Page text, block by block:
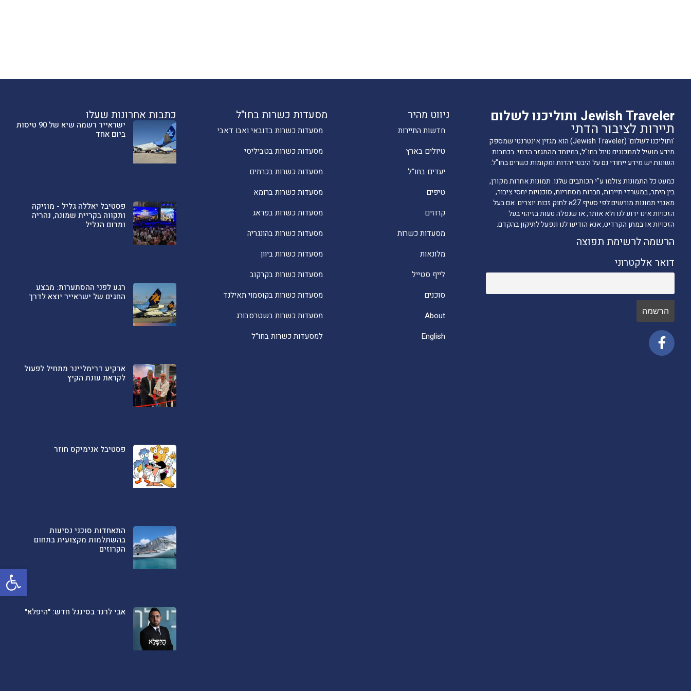
פתח
כתבות אחרונות שעלו
ישראייר רשמה שיא של 90 טיסות
ביום אחד
פסטיבל יאללה גליל - מוזיקה
ותקווה בקריית שמונה, נהריה
ומרום הגליל
רגע לפני ההסתערות: מבצע
החגים של ישראייר יוצא לדרך
ארקיע דרימליינר מתחיל לפעול
לקראת עונת הקיץ
פסטיבל אנימיקס חוזר
התאחדות סוכני נסיעות
בהשתלמות מקצועית בתחום
הקרוזים
אבי לרנר בסינגל חדש: "היפלא"
מסעדות כשרות בחו"ל
מסעדות כשרות בדובאי ואבו דאבי
מסעדות כשרות בטביליסי
מסעדות כשרות בכרתים
מסעדות כשרות ברומא
מסעדות כשרות בפראג
מסעדות כשרות בהונגריה
מסעדות כשרות ביוון
מסעדות כשרות בקרקוב
מסעדות כשרות בקוסמוי תאילנד
מסעדות כשרות בשטרסבורג
למסעדות כשרות בחו"ל
ניווט מהיר
חדשות התיירות
טיולים בארץ
יעדים בחו"ל
טיפים
קרוזים
מסעדות כשרות
מלונאות
לייף סטייל
סוכנים
About
English
Jewish Traveler ותוליכנו לשלום
תיירות לציבור הדתי
'ותוליכנו לשלום' (Jewish Traveler) הוא מגזין אינטרנטי שמספק
מידע מועיל למתכננים טיול בחו"ל, במיוחד מהמגזר הדתי. בכתבות
השונות יש מידע ייחודי גם על היבטי יהדות ומקומות כשרים בחו"ל.
כמעט כל התמונות צולמו ע"י הכותבים שלנו. תמונות אחרות מקורן,
בין היתר, במשרדי תיירות, חברות מסחריות, סוכנויות יחסי ציבור,
מאגרי תמונות מורשים לפי סעיף 27א לחוק זכות יוצרים. אם בעל
הזכויות אינו ידוע לנו ולא אותר, או שנפלה טעות בזיהוי בעל
הזכויות או במתן הקרדיט, אנא הודיעו לנו ונפעל לתיקון בהקדם.
הרשמה לרשימת תפוצה
דואר אלקטרוני